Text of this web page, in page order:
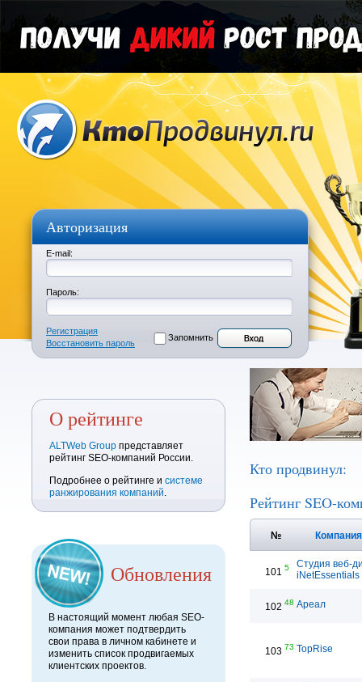
Авторизация
E-mail:
Пароль:
Регистрация
Восстановить пароль
Запомнить
О рейтинге
ALTWeb Group представляет
рейтинг SEO-компаний России.
Подробнее о рейтинге и системе
ранжирования компаний.
Обновления
В настоящий момент любая SEO-
компания может подтвердить
свои права в личном кабинете и
изменить список продвигаемых
клиентских проектов.
Кто продвинул:
Рейтинг SEO-
№
101 5
Студия веб-
iNetEssentials
102 48 Ареал
103 73 TopRise